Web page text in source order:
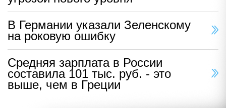
В Германии указали Зеленскому
на роковую ошибку
Средняя зарплата в России
составила 101 тыс. руб. - это
выше, чем в Греции